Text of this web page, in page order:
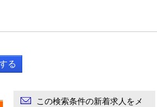
この検索条件の新着求人をメ